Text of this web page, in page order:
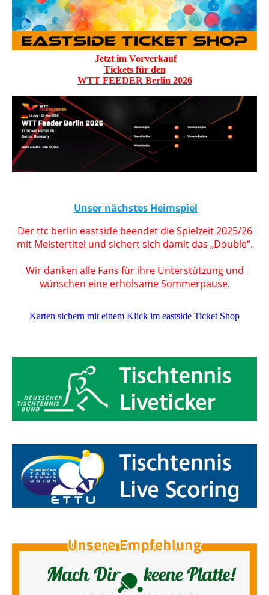
Jetzt im Vorverkauf
Tickets für den
WTT FEEDER Berlin 2026
Unser nächstes Heimspiel
Der ttc berlin eastside beendet die Spielzeit 2025/26
mit Meistertitel und sichert sich damit das „Double“.
Wir danken alle Fans für ihre Unterstützung und
wünschen eine erholsame Sommerpause.
Karten sichern mit einem Klick im eastside Ticket Shop